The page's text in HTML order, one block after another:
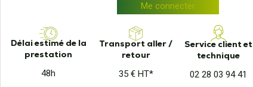
Me connecter
Délai estimé de la
prestation
48h
Transport aller /
retour
35 € HT*
Service client et
technique
02 28 03 94 41